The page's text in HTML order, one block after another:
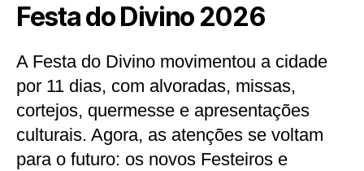
Festa do Divino 2026
A Festa do Divino movimentou a cidade
por 11 dias, com alvoradas, missas,
cortejos, quermesse e apresentações
culturais. Agora, as atenções se voltam
para o futuro: os novos Festeiros e